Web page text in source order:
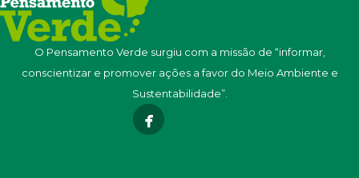
O Pensamento Verde surgiu com a missão de “informar,
conscientizar e promover ações a favor do Meio Ambiente e
Sustentabilidade”.